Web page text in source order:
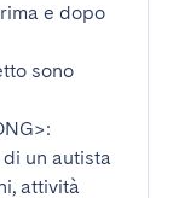
e dopo
sono
:
un autista
attività